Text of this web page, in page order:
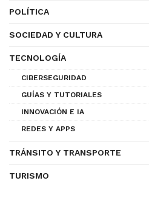
POLÍTICA
SOCIEDAD Y CULTURA
TECNOLOGÍA
CIBERSEGURIDAD
GUÍAS Y TUTORIALES
INNOVACIÓN E IA
REDES Y APPS
TRÁNSITO Y TRANSPORTE
TURISMO